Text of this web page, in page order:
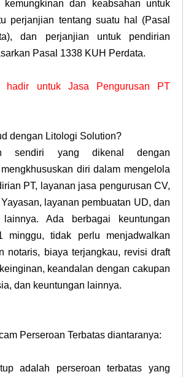
kemungkinan dan keabsahan untuk
perjanjian tentang suatu hal (Pasal
dan perjanjian untuk pendirian
Pasal 1338 KUH Perdata.
hadir untuk Jasa Pengurusan PT
dengan Litologi Solution?
sendiri yang dikenal dengan
diri dalam mengelola
PT, layanan jasa pengurusan CV,
layanan pembuatan UD, dan
Ada berbagai keuntungan
minggu, tidak perlu menjadwalkan
notaris, biaya terjangkau, revisi draft
keandalan dengan cakupan
dan keuntungan lainnya.
Perseroan Terbatas diantaranya:
adalah perseroan terbatas yang